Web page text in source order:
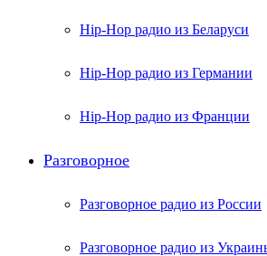
Hip-Hop радио из Беларуси
Hip-Hop радио из Германии
Hip-Hop радио из Франции
Разговорное
Разговорное радио из России
Разговорное радио из